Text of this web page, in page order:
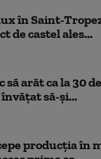
în Saint-
de castel ales...
arăt ca la 30
să-și...
producția în